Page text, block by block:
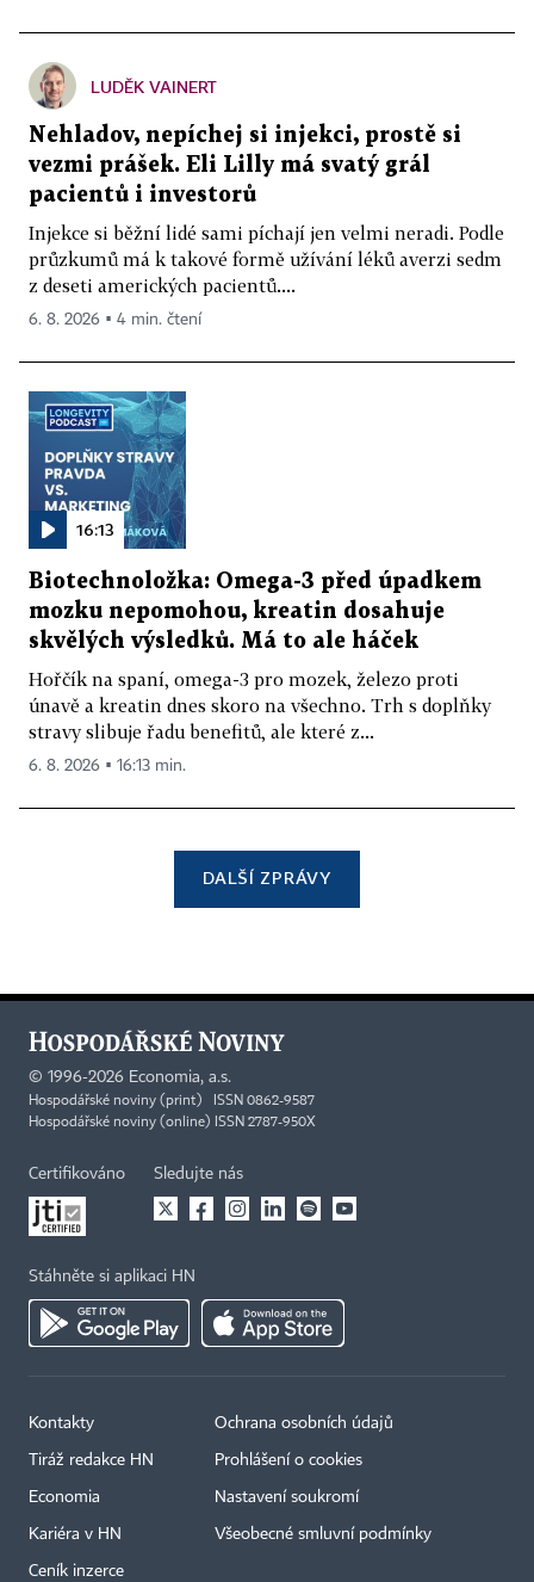
LUDĚK VAINERT
Nehladov, nepíchej si injekci, prostě si
vezmi prášek. Eli Lilly má svatý grál
pacientů i investorů
Injekce si běžní lidé sami píchají jen velmi neradi. Podle
průzkumů má k takové formě užívání léků averzi sedm
z deseti amerických pacientů....
6. 8. 2026 ▪ 4 min. čtení
16:13
Biotechnoložka: Omega-3 před úpadkem
mozku nepomohou, kreatin dosahuje
skvělých výsledků. Má to ale háček
Hořčík na spaní, omega-3 pro mozek, železo proti
únavě a kreatin dnes skoro na všechno. Trh s doplňky
stravy slibuje řadu benefitů, ale které z...
6. 8. 2026 ▪ 16:13 min.
DALŠÍ ZPRÁVY
© 1996-2026 Economia, a.s.
Hospodářské noviny (print) ISSN 0862-9587
Hospodářské noviny (online) ISSN 2787-950X
Certifikováno Sledujte nás
Stáhněte si aplikaci HN
Kontakty
Tiráž redakce HN
Economia
Kariéra v HN
Ceník inzerce
Ochrana osobních údajů
Prohlášení o cookies
Nastavení soukromí
Všeobecné smluvní podmínky